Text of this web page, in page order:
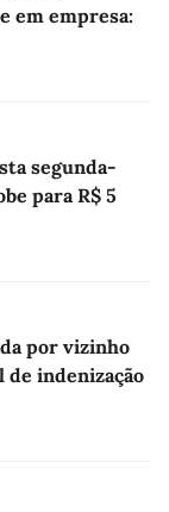
em empresa:
segunda-
para R$ 5
por vizinho
de indenização